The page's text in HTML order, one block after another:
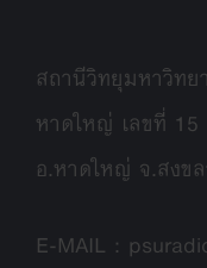
สถานีวิทยุมหาวิทย
หาดใหญ่ เลขที่
อ.หาดใหญ่ จ.สงข
E-MAIL :